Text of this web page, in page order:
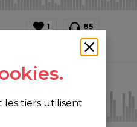
1 85
les tiers utilisent